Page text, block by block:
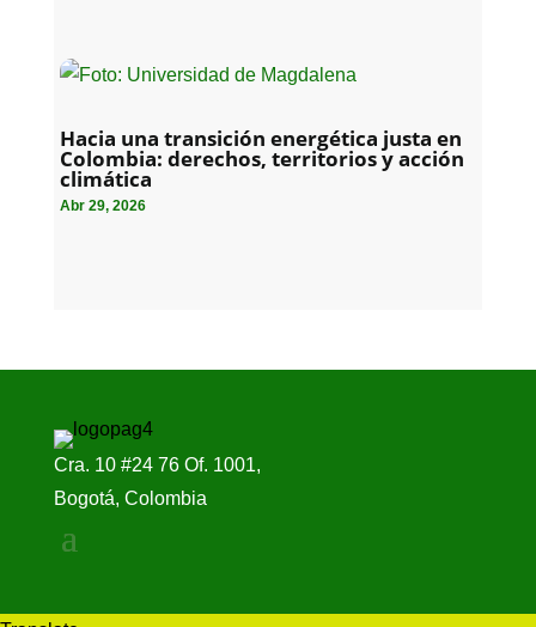
Hacia una transición energética justa en
Colombia: derechos, territorios y acción
climática
Abr 29, 2026
Cra. 10 #24 76 Of. 1001,
Bogotá, Colombia